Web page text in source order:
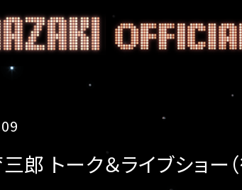
郎 トーク＆ライブショー